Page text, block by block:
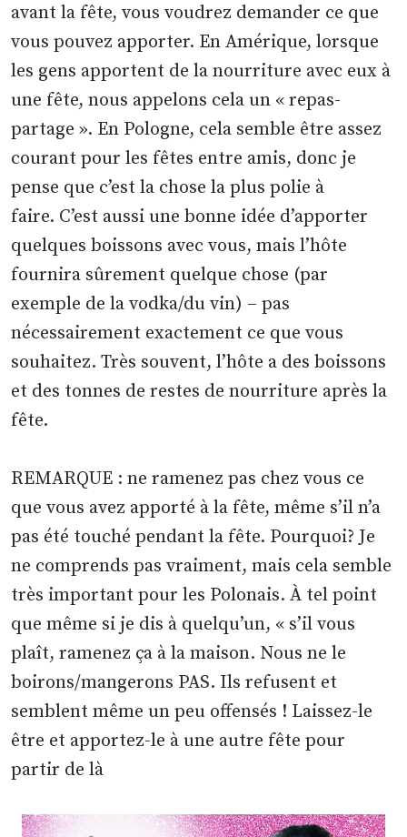
avant la fête, vous voudrez demander ce que
vous pouvez apporter. En Amérique, lorsque
les gens apportent de la nourriture avec eux à
une fête, nous appelons cela un « repas-
partage ». En Pologne, cela semble être assez
courant pour les fêtes entre amis, donc je
pense que c’est la chose la plus polie à
faire. C’est aussi une bonne idée d’apporter
quelques boissons avec vous, mais l’hôte
fournira sûrement quelque chose (par
exemple de la vodka/du vin) – pas
nécessairement exactement ce que vous
souhaitez. Très souvent, l’hôte a des boissons
et des tonnes de restes de nourriture après la
fête.
REMARQUE : ne ramenez pas chez vous ce
que vous avez apporté à la fête, même s’il n’a
pas été touché pendant la fête. Pourquoi? Je
ne comprends pas vraiment, mais cela semble
très important pour les Polonais. À tel point
que même si je dis à quelqu’un, « s’il vous
plaît, ramenez ça à la maison. Nous ne le
boirons/mangerons PAS. Ils refusent et
semblent même un peu offensés ! Laissez-le
être et apportez-le à une autre fête pour
partir de là